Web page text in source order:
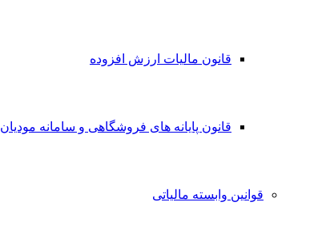
قانون مالیات ارزش افزوده
قانون پایانه های فروشگاهی و سامانه مودیان
قوانین وابسته مالیاتی